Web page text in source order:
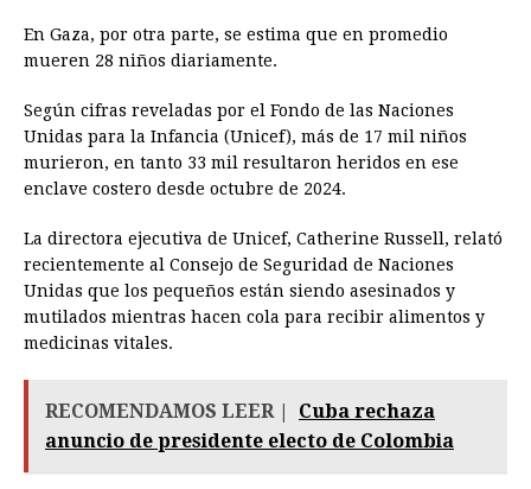
En Gaza, por otra parte, se estima que en promedio
mueren 28 niños diariamente.
Según cifras reveladas por el Fondo de las Naciones
Unidas para la Infancia (Unicef), más de 17 mil niños
murieron, en tanto 33 mil resultaron heridos en ese
enclave costero desde octubre de 2024.
La directora ejecutiva de Unicef, Catherine Russell, relató
recientemente al Consejo de Seguridad de Naciones
Unidas que los pequeños están siendo asesinados y
mutilados mientras hacen cola para recibir alimentos y
medicinas vitales.
RECOMENDAMOS LEER |
Cuba rechaza
anuncio de presidente electo de Colombia